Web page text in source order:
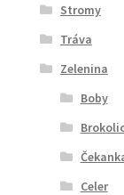
Stromy
Tráva
Zelenina
Boby
Celer